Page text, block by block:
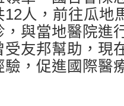
人，前往瓜地
與當地醫院進
友邦幫助，現
，促進國際醫